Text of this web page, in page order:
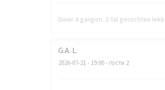
Diner 4 gangen. 2-tal gerechten
G.A. L
2026-07-21- 19:00 - гости 2